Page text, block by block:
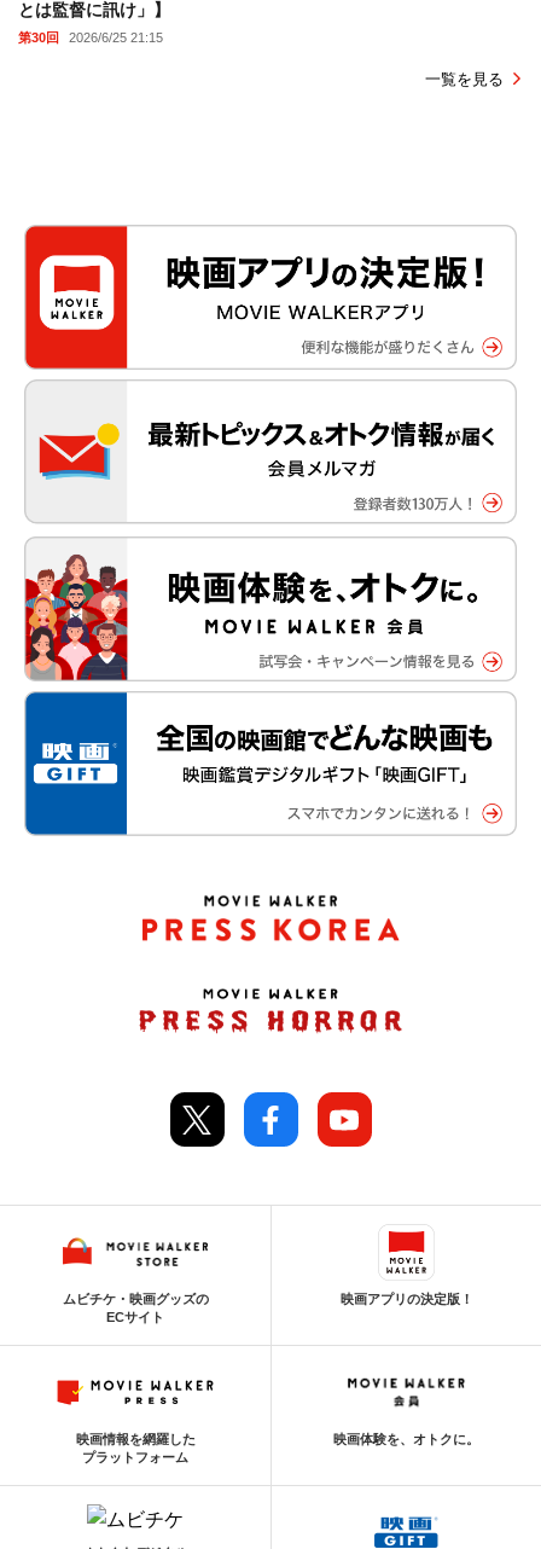
とは監督に訊け」】
第30回 2026/6/25 21:15
一覧を見る
ムビチケ・映画グッズの
ECサイト
映画アプリの決定版！
映画情報を網羅した
プラットフォーム
映画体験を、オトクに。